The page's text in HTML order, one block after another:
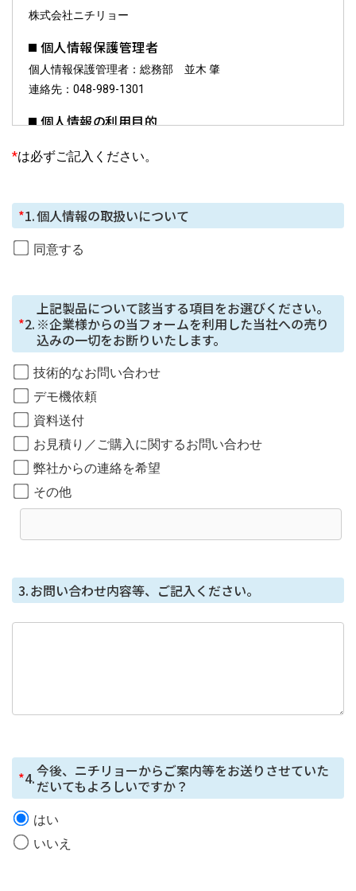
株式会社ニチリョー
個人情報保護管理者
個人情報保護管理者：総務部 並木 肇
連絡先：048-989-1301
個人情報の利用目的
す。
ご本⼈の同意がある場合または法令に基づく場合を除
ん。
個⼈情報の取り扱いを外部に委託する場合は、当社が規
定する個⼈情報管理基準を満たす企業を選定して委託を
⾏い、適切な取り扱いが⾏われるよう監督します。
取得した個⼈情報の開⽰等に応じる問合せ窓⼝
本⼈からの請求等により、当社が本件により取得した個
⼈情報の利⽤⽬的の通知・開⽰・内容の訂正・追加また
は削除・利⽤の停⽌・消去または第三者への提供の停
⽌、第三者提供記録の開⽰（「開⽰等」といいます。）
に応じます。
個人情報を与えることの任意性及び当該情報を
個⼈情報を取得する項⽬は、全てご本⼈によってご提供
いただくものです。
本フォームではCookie で個⼈情報を取得していません
*は必ずご記入ください。
*1.個人情報の取扱いについて
同意する
*2.
上記製品について該当する項目をお選びください。
※企業様からの当フォームを利用した当社への売り
込みの一切をお断りいたします。
技術的なお問い合わせ
デモ機依頼
資料送付
お見積り／ご購入に関するお問い合わせ
弊社からの連絡を希望
その他
3.お問い合わせ内容等、ご記入ください。
*4.今後、ニチリョーからご案内等をお送りさせていた
だいてもよろしいですか？
はい
いいえ